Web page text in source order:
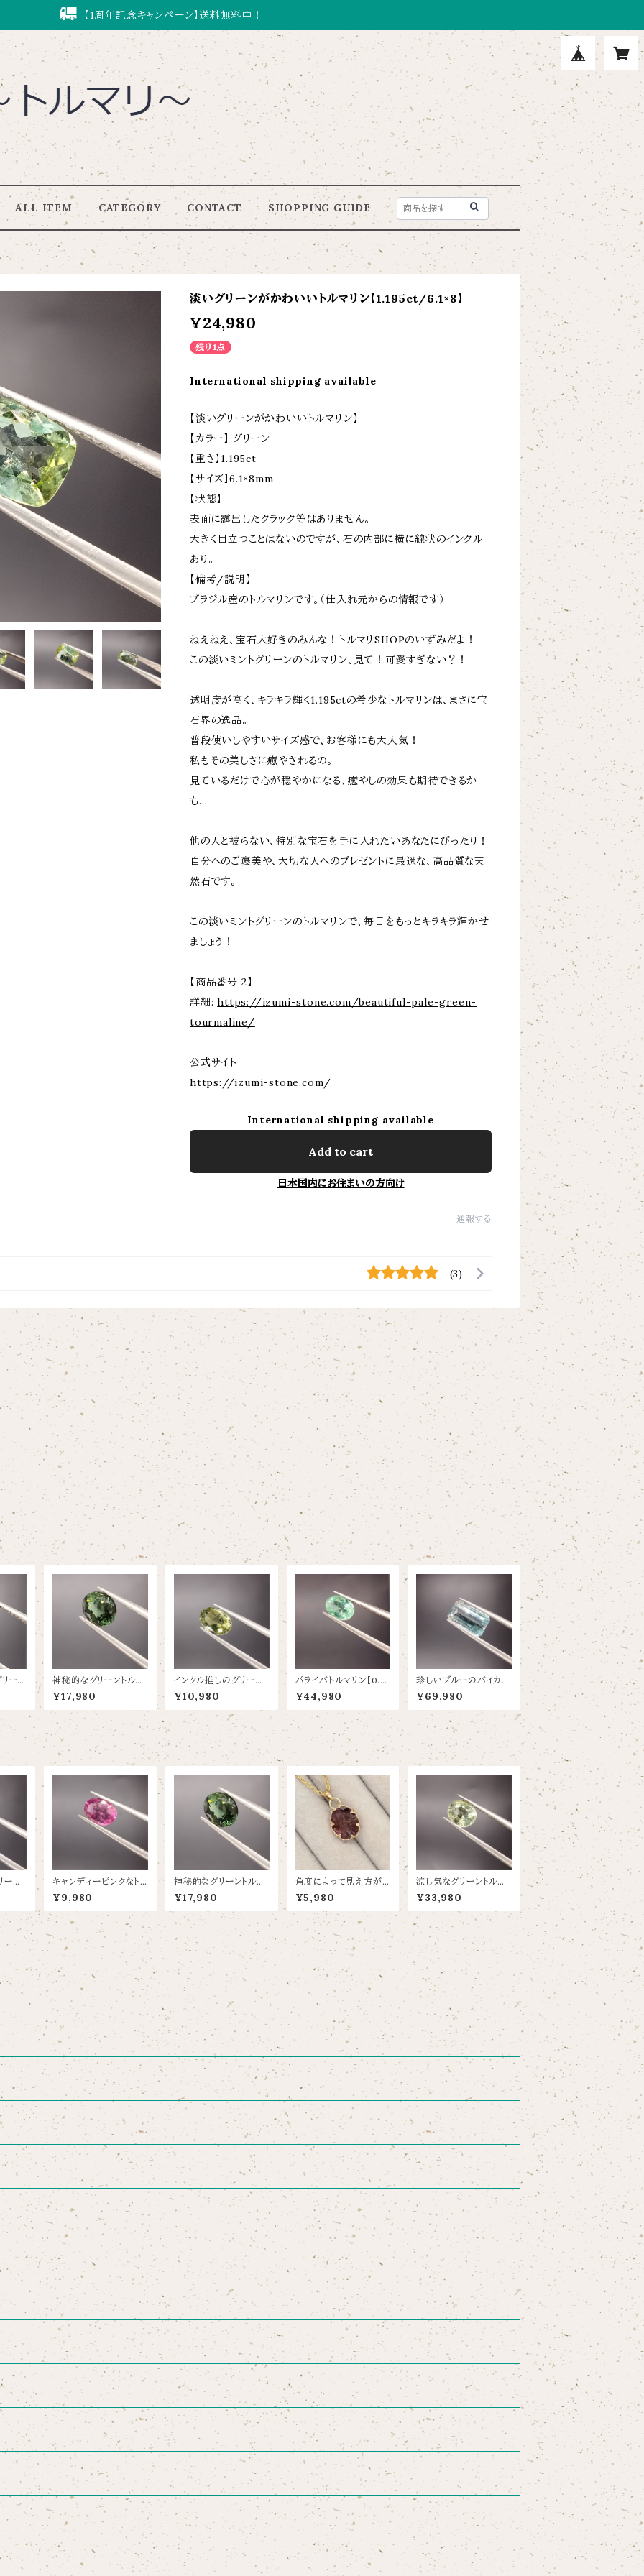
【1周年記念キャンペーン】送料無料中！
ALL ITEM CATEGORY CONTACT SHOPPING GUIDE
淡いグリーンがかわいいトルマリン【1.195ct/6.1×8】
¥24,980
残り1点
International shipping available
【淡いグリーンがかわいいトルマリン】
【カラー】 グリーン
【重さ】1.195ct
【サイズ】6.1×8mm
【状態】
表面に露出したクラック等はありません。
大きく目立つことはないのですが、石の内部に横に線状のインクル
あり。
【備考/説明】
ブラジル産のトルマリンです。（仕入れ元からの情報です）
ねえねえ、宝石大好きのみんな！トルマリSHOPのいずみだよ！
この淡いミントグリーンのトルマリン、見て！可愛すぎない？！
透明度が高く、キラキラ輝く1.195ctの希少なトルマリンは、まさに宝
石界の逸品。
普段使いしやすいサイズ感で、お客様にも大人気！
私もその美しさに癒やされるの。
見ているだけで心が穏やかになる、癒やしの効果も期待できるか
も…
他の人と被らない、特別な宝石を手に入れたいあなたにぴったり！
自分へのご褒美や、大切な人へのプレゼントに最適な、高品質な天
然石です。
この淡いミントグリーンのトルマリンで、毎日をもっとキラキラ輝かせ
ましょう！
【商品番号 2】
詳細:https://izumi-stone.com/beautiful-pale-green-
tourmaline/
公式サイト
https://izumi-stone.com/
International shipping available
Add to cart
日本国内にお住まいの方向け
通報する
(3)
ーン
神秘的なグリーントルマ
リン【0.77ct/5.8×4.9】
¥17,980
インクル推しのグリーント
ルマリン【0.86ct/6.9×
5.1】
¥10,980
パライバトルマリン【0.6
8ct/6.8×4.9】
¥44,980
珍しいブルーのバイカラ
ーのトルマリン【2.88c
t/9.8×6.4】
¥69,980
ント
キャンディーピンクなト
ルマリン【0.86ct/7.3×
5.3】
¥9,980
神秘的なグリーントルマ
リン【0.77ct/5.8×4.9】
¥17,980
角度によって見え方が
違うインクルージョンも
魅力のトルマリン【12×9.
¥5,980
涼し気なグリーントルマ
リン【1.58ct/7.6×6.4】
¥33,980